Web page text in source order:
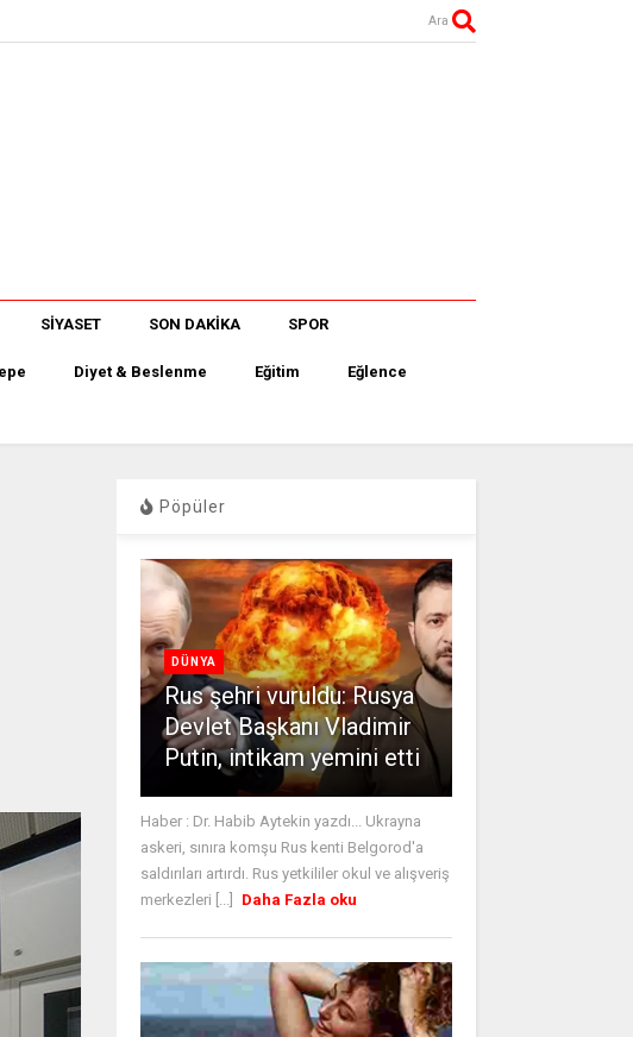
Ara
SİYASET SON DAKİKA SPOR
Diyet & Beslenme Eğitim Eğlence
Pöpüler
DÜNYA
Rus şehri vuruldu: Rusya
Devlet Başkanı Vladimir
Putin, intikam yemini etti
Haber : Dr. Habib Aytekin yazdı... Ukrayna
askeri, sınıra komşu Rus kenti Belgorod'a
saldırıları artırdı. Rus yetkililer okul ve alışveriş
merkezleri [...]
Daha Fazla oku